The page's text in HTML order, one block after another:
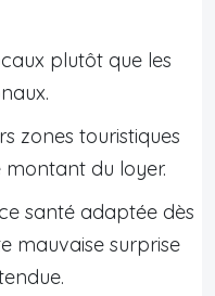
plutôt que les
zones touristiques
du loyer.
santé adaptée dès
mauvaise surprise